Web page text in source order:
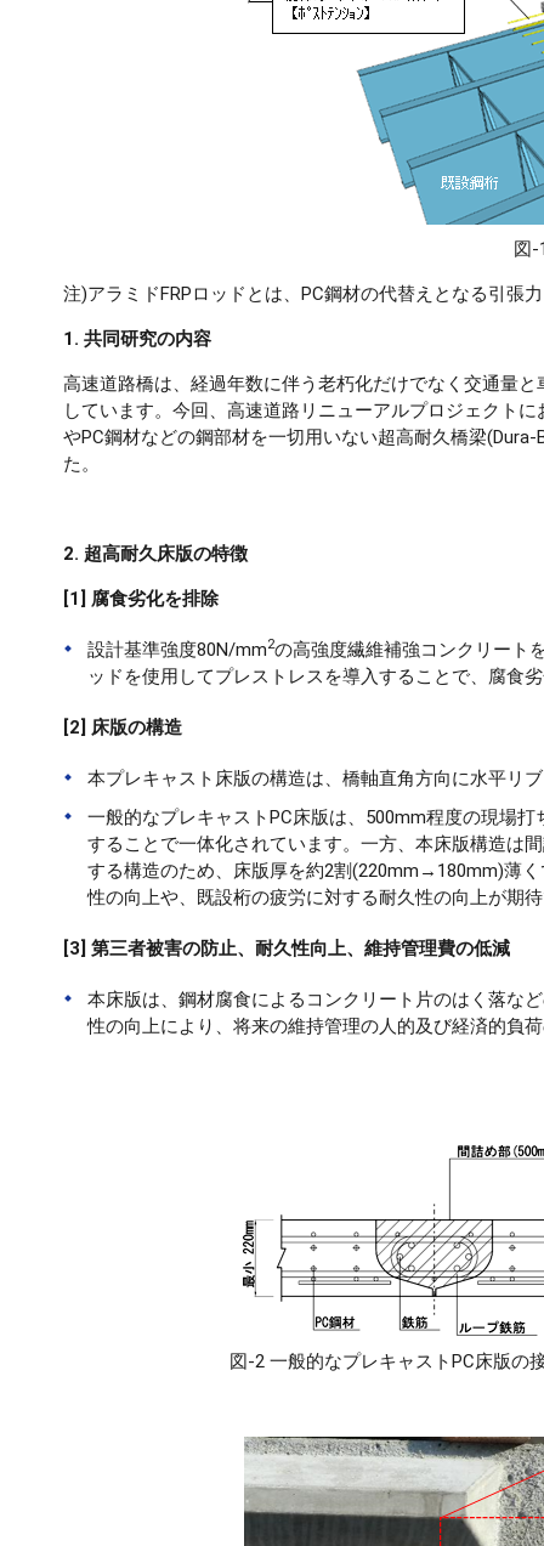
図-
注)アラミドFRPロッドとは、PC鋼材の代替えとなる引張
1. 共同研究の内容
高速道路橋は、経過年数に伴う老朽化だけでなく交通量
しています。今回、高速道路リニューアルプロジェクト
やPC鋼材などの鋼部材を一切用いない超高耐久橋梁
た。
2. 超高耐久床版の特徴
[1] 腐食劣化を排除
設計基準強度80N/mm2の高強度繊維補強コンクリート
ッドを使用してプレストレスを導入することで、腐食
[2] 床版の構造
本プレキャスト床版の構造は、橋軸直角方向に水平リ
一般的なプレキャストPC床版は、500mm程度の現場
することで一体化されています。一方、本床版構造は
する構造のため、床版厚を約2割(220mm→180mm)薄
性の向上や、既設桁の疲労に対する耐久性の向上が期
[3] 第三者被害の防止、耐久性向上、維持管理費の低減
本床版は、鋼材腐食によるコンクリート片のはく落な
性の向上により、将来の維持管理の人的及び経済的負
図-2 一般的なプレキャストPC床版の